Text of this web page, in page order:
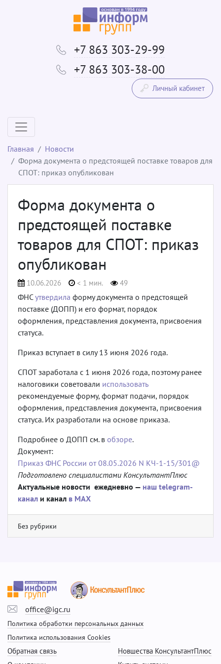
+7 863 303-29-99
+7 863 303-38-00
Личный кабинет
Главная
Новости
Форма документа о предстоящей поставке товаров для
СПОТ: приказ опубликован
Форма документа о
предстоящей поставке
товаров для СПОТ: приказ
опубликован
10.06.2026 < 1 мин. 49
ФНСутвердила форму документа о предстоящей
поставке (ДОПП) и его формат, порядок
оформления, представления документа, присвоения
статуса.
Приказ вступает в силу 13 июня 2026 года.
СПОТ заработала с 1 июня 2026 года, поэтому ранее
налоговики советовали использовать
рекомендуемые форму, формат подачи, порядок
оформления, представления документа, присвоения
статуса. Их разработали на основе приказа.
Подробнее о ДОПП см. в обзоре.
Документ:
Приказ ФНС России от 08.05.2026 N КЧ-1-15/301@
Подготовлено специалистами КонсультантПлюс
Актуальные новости ежедневно — наш telegram-
канал и канал в МАХ
Без рубрики
office@igc.ru
Политика обработки персональных данных
Политика использования Cookies
Новшества КонсультантПлюс
Обратная связь